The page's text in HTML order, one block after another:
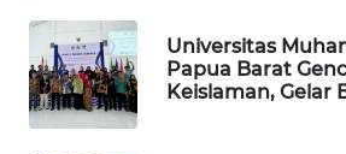
Universitas
Papua Barat
Keislaman, Gelar
MASYARAKAT
KELISTRIKAN